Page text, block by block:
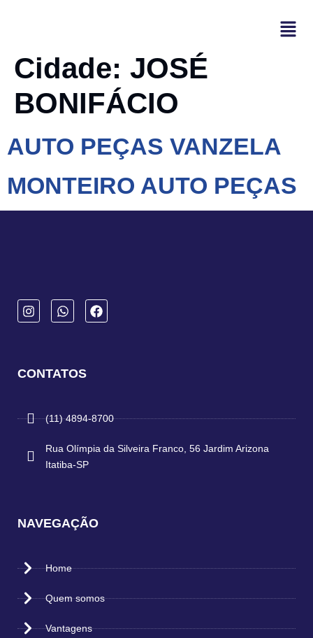
Cidade: JOSÉ
BONIFÁCIO
AUTO PEÇAS VANZELA
MONTEIRO AUTO PEÇAS
CONTATOS
(11) 4894-8700
Rua Olímpia da Silveira Franco, 56 Jardim Arizona
Itatiba-SP
NAVEGAÇÃO
Home
Quem somos
Vantagens